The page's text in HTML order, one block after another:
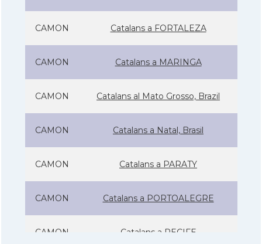
CAMON Catalans a FORTALEZA
CAMON Catalans a MARINGA
CAMON Catalans al Mato Grosso, Brazil
CAMON Catalans a Natal, Brasil
CAMON Catalans a PARATY
CAMON Catalans a PORTOALEGRE
CAMON Catalans a RECIFE